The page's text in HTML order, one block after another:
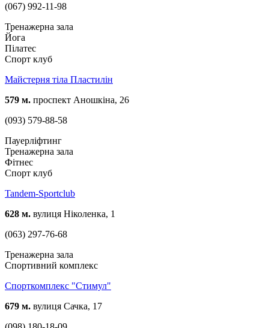
(067) 992-11-98
Тренажерна зала
Йога
Пілатес
Спорт клуб
Майстерня тіла Пластилін
579 м. проспект Аношкіна, 26
(093) 579-88-58
Пауерліфтинг
Тренажерна зала
Фітнес
Спорт клуб
Tandem-Sportclub
628 м. вулиця Ніколенка, 1
(063) 297-76-68
Тренажерна зала
Спортивний комплекс
Спорткомплекс "Стимул"
679 м. вулиця Сачка, 17